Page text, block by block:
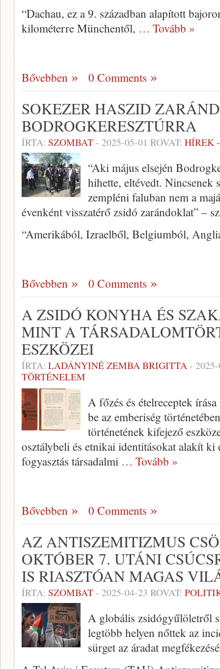
“Dachau, ez a 9. században alapított
kilométerre Münchentől, … Tovább »
Bővebben 0 Comments
SOKEZER HASZID
BODROGKERESZTÚRRA
ÍRTA: SZOMBAT- 2025-05-01 ROVAT: HÍREK
“Aki május elsején
hihette, eltévedt.
zempléni faluban nem a
évenként visszatérő zsidó zarándoklat” –
“Amerikából, Izraelből, Belgiumból,
Bővebben 0 Comments
A ZSIDÓ KONYHA ÉS
MINT A
ESZKÖZEI
ÍRTA: LADÁNYINÉ ZEMBA BRIGITTA-
TÖRTÉNELEM
A főzés és ételreceptek
be az emberiség
történetének kifejező
osztálybeli és etnikai identitásokat alakít ki
fogyasztás társadalmi … Tovább »
Bővebben 0 Comments
AZ ANTISZEMITIZMUS
OKTÓBER 7. UTÁNI
IS RIASZTÓAN MAGAS
ÍRTA: SZOMBAT- 2025-04-23 ROVAT:
A globális zsidógyűlöletről
legtöbb helyen nőttek az
sürget az áradat